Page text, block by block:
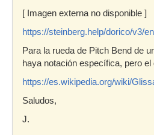
[ Imagen externa no disponible ]
https://steinberg.help/dorico/v3/
Para la rueda de Pitch Bend de
haya notación específica, pero
https://es.wikipedia.org/wiki/
Saludos,
J.